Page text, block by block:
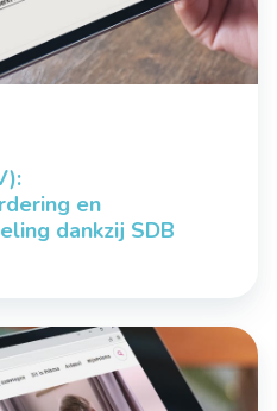
en
dankzij SDB